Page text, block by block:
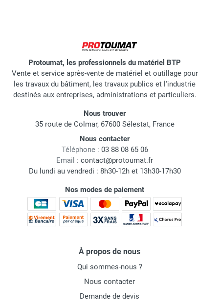
Protoumat, les professionnels du matériel BTP
Vente et service après-vente de matériel et outillage pour
les travaux du bâtiment, les travaux publics et l'industrie
destinés aux entreprises, administrations et particuliers.
Nous trouver
35 route de Colmar, 67600 Sélestat, France
Nous contacter
Téléphone : 03 88 08 65 06
Email : contact@protoumat.fr
Du lundi au vendredi : 8h30-12h et 13h30-17h30
Nos modes de paiement
À propos de nous
Qui sommes-nous ?
Nous contacter
Demande de devis